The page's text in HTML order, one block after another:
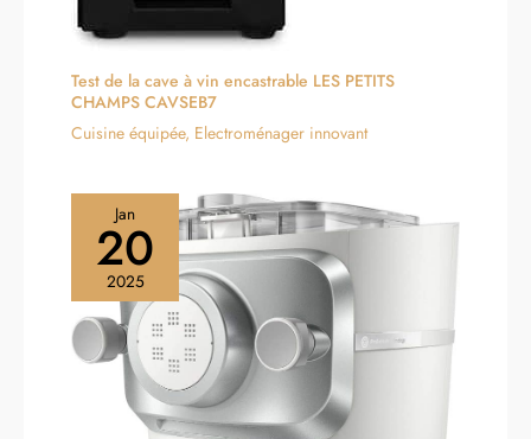
Test de la cave à vin encastrable LES PETITS
CHAMPS CAVSEB7
Cuisine équipée, Electroménager innovant
Jan
20
2025